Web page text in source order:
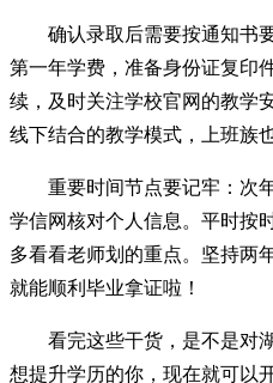
确认录取后需要按通知书
第一年学费，准备身份证复印
续，及时关注学校官网的教学
线下结合的教学模式，上班族
重要时间节点要记牢：次
学信网核对个人信息。平时按
多看看老师划的重点。坚持两
就能顺利毕业拿证啦！
看完这些干货，是不是对
想提升学历的你，现在就可以